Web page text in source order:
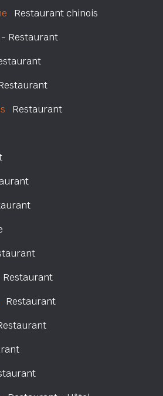
Restaurant chinois
Restaurant
Restaurant
Restaurant